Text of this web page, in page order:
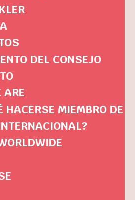
DEL CONSEJO
ARE
HACERSE MIEMBRO DE